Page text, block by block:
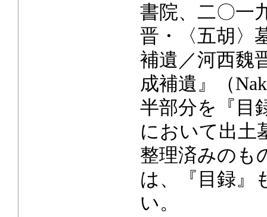
書院、二〇一
晋・〈五胡〉
補遺／河西魏
成補遺』（
半部分を『目
において出土
整理済みのも
は、『目録』
い。